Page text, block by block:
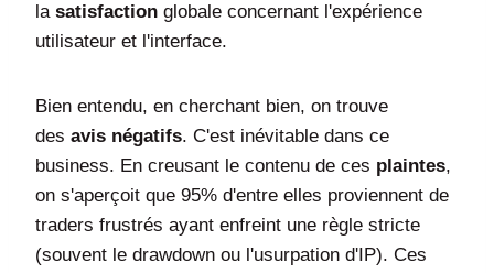
la satisfaction globale concernant l'expérience
utilisateur et l'interface.
Bien entendu, en cherchant bien, on trouve
des avis négatifs. C'est inévitable dans ce
business. En creusant le contenu de ces plaintes,
on s'aperçoit que 95% d'entre elles proviennent de
traders frustrés ayant enfreint une règle stricte
(souvent le drawdown ou l'usurpation d'IP). Ces